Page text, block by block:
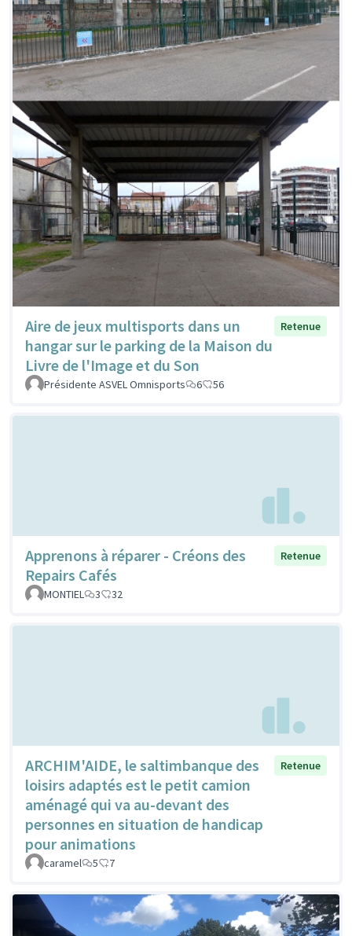
Aire de jeux multisports dans un
hangar sur le parking de la Maison du
Livre de l'Image et du Son
Retenue
Présidente ASVEL Omnisports 6 56
Apprenons à réparer - Créons des
Repairs Cafés
Retenue
MONTIEL 3 32
ARCHIM'AIDE, le saltimbanque des
loisirs adaptés est le petit camion
aménagé qui va au-devant des
personnes en situation de handicap
pour animations
Retenue
caramel 5 7